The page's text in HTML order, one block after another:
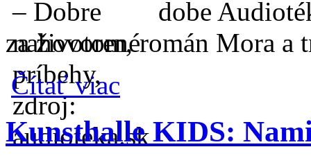
dobe
za životom, román Mora
Čítať viac
Kunsthalle KIDS: